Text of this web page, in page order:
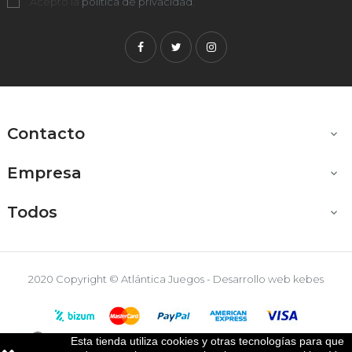
FacebookTwitterInstagram
Contacto 
Empresa 
Todos 
Esta tienda utiliza cookies y otras tecnologías para que
2020 Copyright © Atlántica Juegos - Desarrollo web kebes